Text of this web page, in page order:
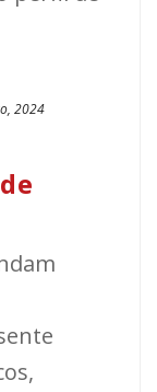
2024